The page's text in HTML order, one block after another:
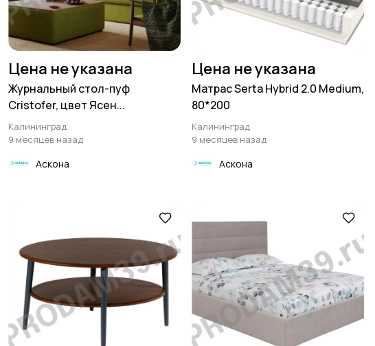
Цена не указана
Журнальный стол-пуф
Cristofer, цвет Ясен...
Калининград
9 месяцев назад
Аскона
Цена не указана
Матрас Serta Hybrid 2.0 Medium,
80*200
Калининград
9 месяцев назад
Аскона